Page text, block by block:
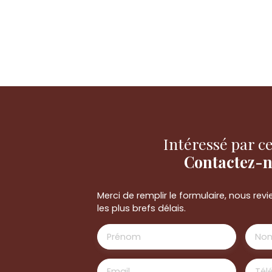
Intéressé par
Contactez-
Merci de remplir le formulaire, nous
les plus brefs délais.
Prénom